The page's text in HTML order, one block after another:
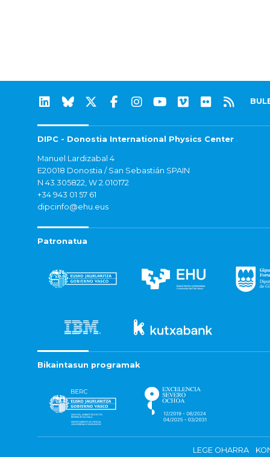
DIPC - Donostia International Physics Center
Manuel Lardizabal 4
E20018 Donostia / San Sebastián SPAIN
N 43.305822, W 2.010172
+34 943 01 57 61
dipcinfo@ehu.eus
Patronatua
Bikaintasun programak
LEGE OHARRA